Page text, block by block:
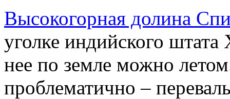
Высокогорная долина
уголке индийского
нее по земле можно
проблематично –